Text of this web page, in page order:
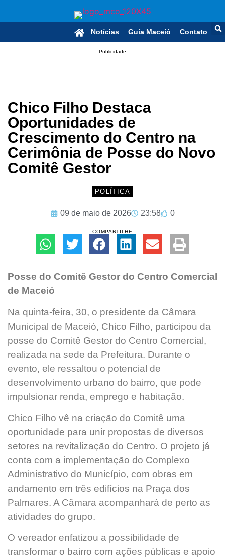
Notícias Guia Maceió Contato
Publicidade
Chico Filho Destaca
Oportunidades de
Crescimento do Centro na
Cerimônia de Posse do Novo
Comitê Gestor
POLÍTICA
09 de maio de 2026 23:58 0
COMPARTILHE
Posse do Comitê Gestor do Centro Comercial
de Maceió
Na quinta-feira, 30, o presidente da Câmara
Municipal de Maceió, Chico Filho, participou da
posse do Comitê Gestor do Centro Comercial,
realizada na sede da Prefeitura. Durante o
evento, ele ressaltou o potencial de
desenvolvimento urbano do bairro, que pode
impulsionar renda, emprego e habitação.
Chico Filho vê na criação do Comitê uma
oportunidade para unir propostas de diversos
setores na revitalização do Centro. O projeto já
conta com a implementação do Complexo
Administrativo do Município, com obras em
andamento em três edifícios na Praça dos
Palmares. A Câmara acompanhará de perto as
atividades do grupo.
O vereador enfatizou a possibilidade de
transformar o bairro com ações públicas e apoio